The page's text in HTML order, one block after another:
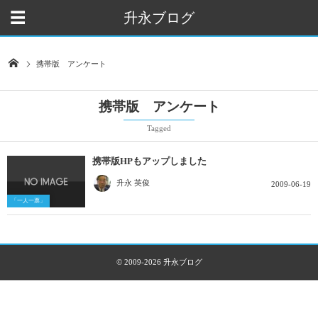
升永ブログ
携帯版 アンケート
携帯版 アンケート
Tagged
「一人一票」
携帯版HPもアップしました
升永 英俊 2009-06-19
© 2009-2026 升永ブログ